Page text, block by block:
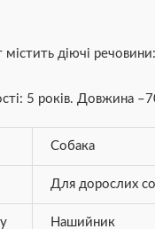
діючі
5 років.
Собака
Для дорослих
Нашийник